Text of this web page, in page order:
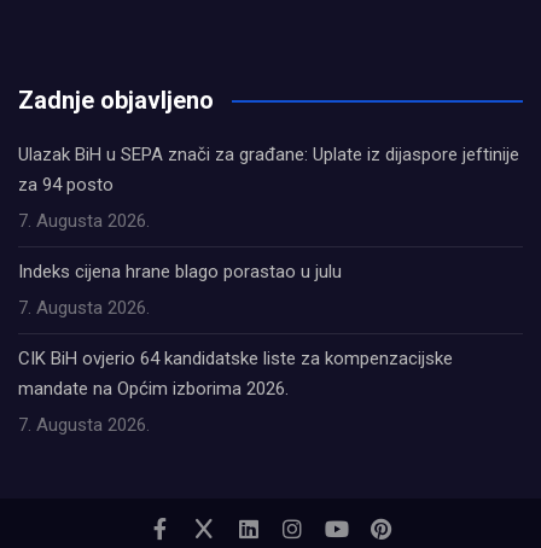
Zadnje objavljeno
Ulazak BiH u SEPA znači za građane: Uplate iz dijaspore jeftinije
za 94 posto
7. Augusta 2026.
Indeks cijena hrane blago porastao u julu
7. Augusta 2026.
CIK BiH ovjerio 64 kandidatske liste za kompenzacijske
mandate na Općim izborima 2026.
7. Augusta 2026.